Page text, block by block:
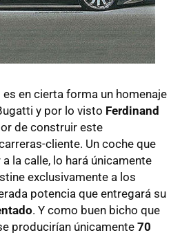
en cierta forma un homenaje
y por lo visto Ferdinand
de construir este
cliente. Un coche que
la calle, lo hará únicamente
exclusivamente a los
potencia que entregará su
. Y como buen bicho que
producirían únicamente 70